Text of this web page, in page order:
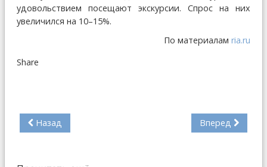
удовольствием посещают экскурсии. Спрос на них
увеличился на 10–15%.
По материалам ria.ru
Share
Назад Вперед